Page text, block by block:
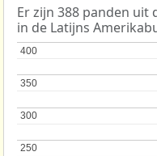
Er zijn 388 panden uit
in de Latijns
250
250
300
300
350
350
400
400